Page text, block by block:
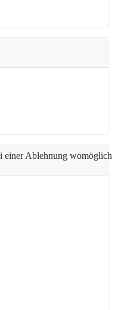
einer Ablehnung womöglich